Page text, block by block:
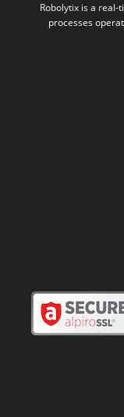
Robolytix is a
processes